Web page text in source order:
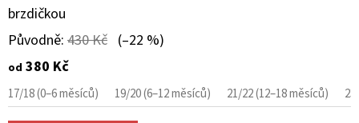
brzdičkou
Původně: 430 Kč (–22 %)
od 380 Kč
17/18 (0–6 měsíců) 19/20 (6–12 měsíců) 21/22 (12–18 měsíců)